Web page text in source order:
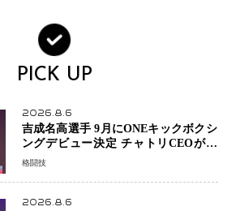
PICK UP
2026.8.6
吉成名高選手 9月にONEキックボクシ
ングデビュー決定 チャトリCEOがサ
プライズ発表 2カ月連続参戦へ
格闘技
2026.8.6